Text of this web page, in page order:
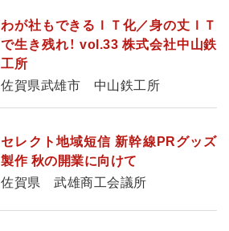
わが社もできるＩＴ化／身の丈ＩＴ
で生き残れ！ vol.33 株式会社中山鉄
工所
佐賀県武雄市 中山鉄工所
セレクト地域短信 新幹線PRグッズ
製作 秋の開業に向けて
佐賀県 武雄商工会議所